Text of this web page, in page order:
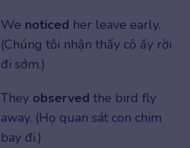
We noticed her leave early.
(Chúng tôi nhận thấy cô ấy rời
đi sớm.)
They observed the bird fly
away. (Họ quan sát con chim
bay đi.)